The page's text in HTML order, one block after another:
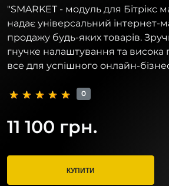
"SMARKET - модуль для Бітрікс
надає універсальний інтернет-
продажу будь-яких товарів.
гнучке налаштування та висока
все для успішного онлайн-
0
11 100 грн.
КУПИТИ